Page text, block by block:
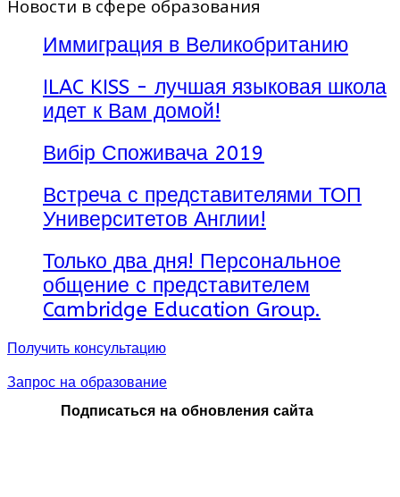
В Caxton College учатся
возрасте от 1 до 18 лет,
самых разных
национальностей –
англичане, американцы,
Колледж имеет статус
Заграничного Британского
Центра, то есть
ведётся на английском
языке и следуя нормативам
британской системы
образования (80%
учительского состава –
College официально
Новости в сфере образования
Иммиграция в Великобританию
ILAC KISS - лучшая языковая школа
идет к Вам домой!
Вибір Споживача 2019
Встреча с представителями ТОП
Университетов Англии!
Только два дня! Персональное
общение с представителем
Cambridge Education Group.
Получить консультацию
Запрос на образование
Подписаться на обновления сайта